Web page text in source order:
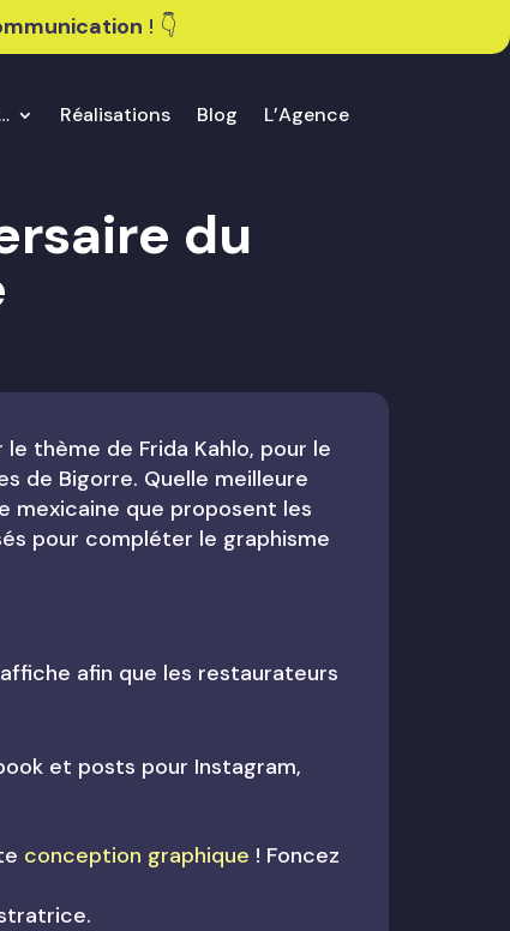
! 👇​
Réalisations Blog L’Agence
du
thème de Frida Kahlo, pour le
de Bigorre. Quelle meilleure
mexicaine que proposent les
pour compléter le graphisme
afin que les restaurateurs
et posts pour Instagram,
conception graphique ! Foncez